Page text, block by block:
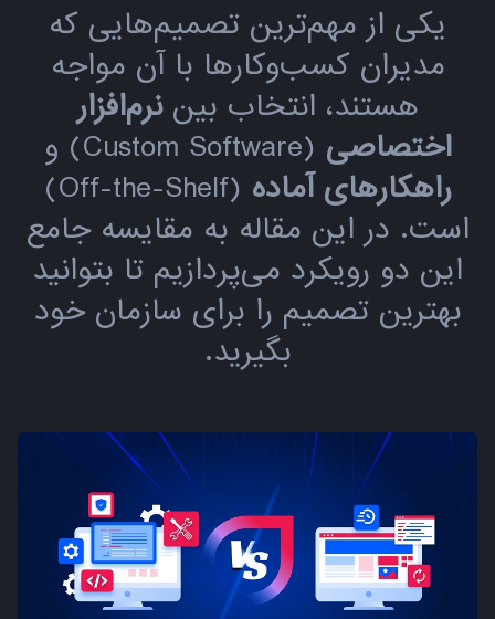
یکی از مهم‌ترین تصمیم‌هایی که
مدیران کسب‌وکارها با آن مواجه
هستند، انتخاب بیننرم‌افزار
اختصاصی (Custom Software) و
راهکارهای آماده
(Off-the-Shelf)
است. در این مقاله به مقایسه جامع
این دو رویکرد می‌پردازیم تا بتوانید
بهترین تصمیم را برای سازمان خود
بگیرید.